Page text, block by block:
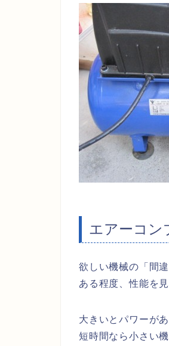
エアーコン
欲しい機械の「間
ある程度、性能を見
大きいとパワーが
短時間なら小さい